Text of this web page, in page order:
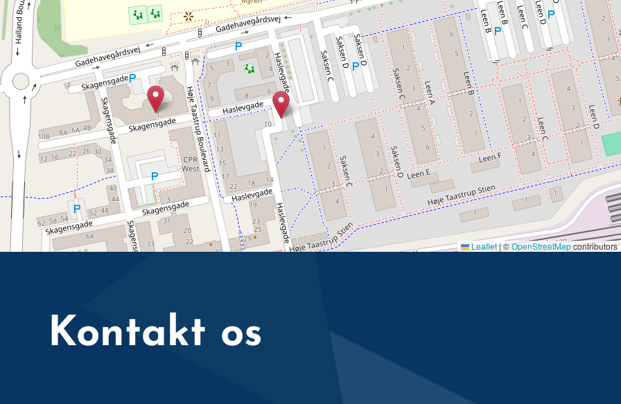
Leaflet|©OpenStreetMapcontributors
Kontakt os